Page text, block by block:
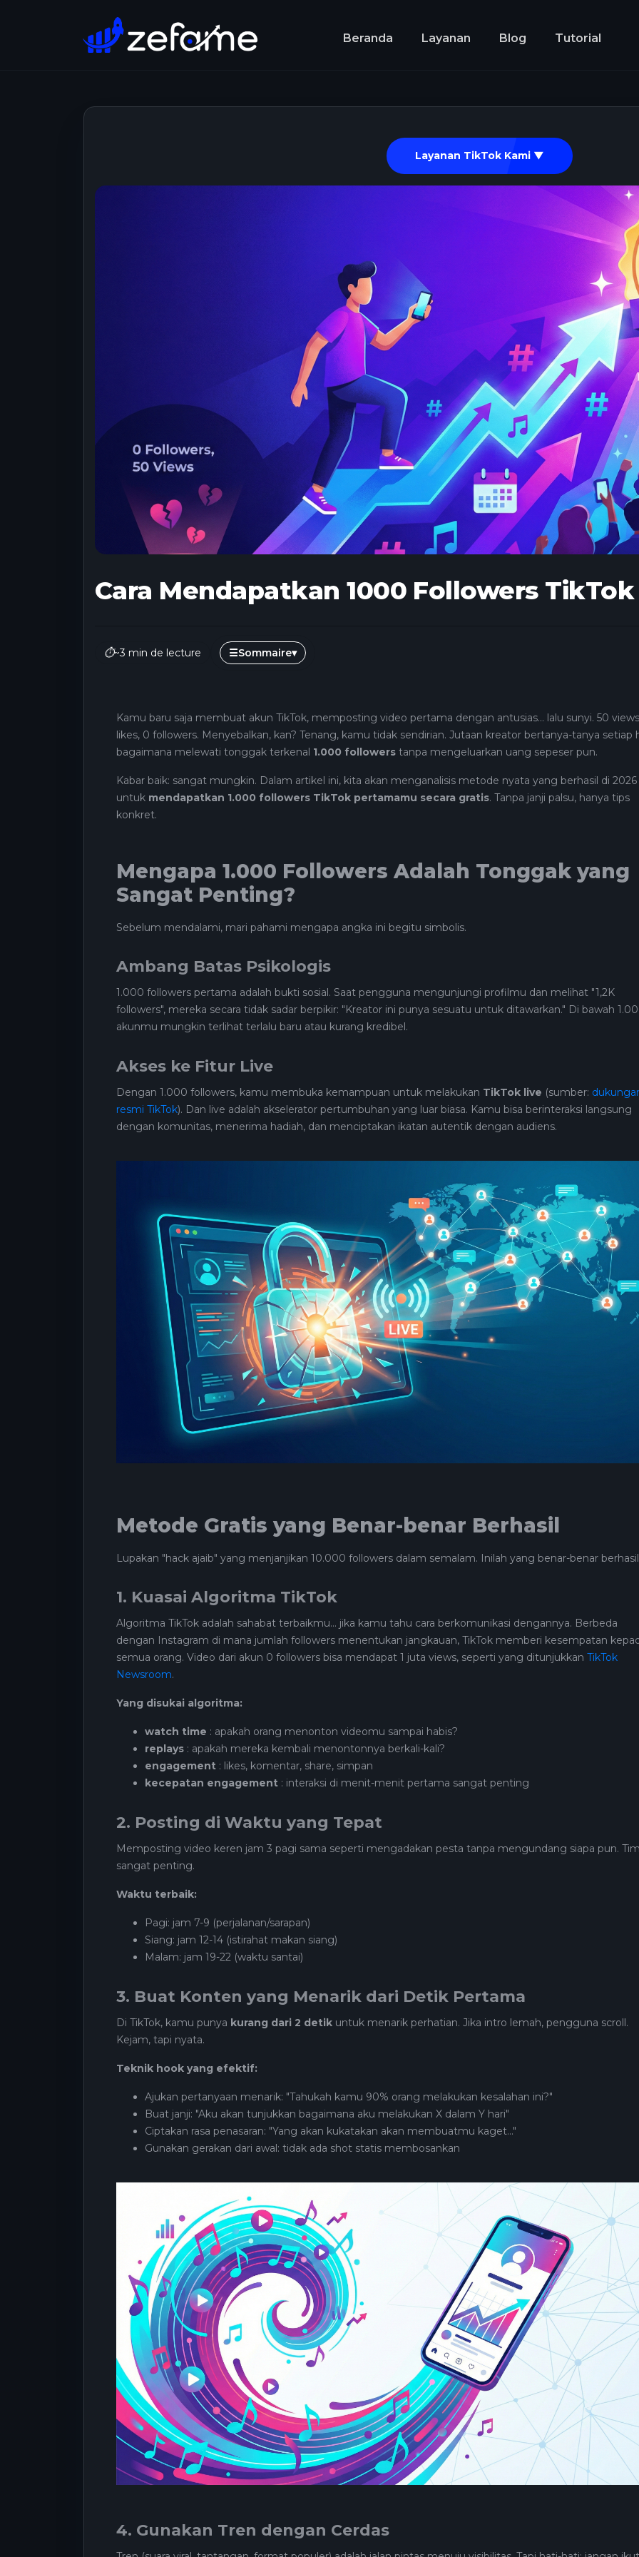
Beranda Layanan Blog Tutorial
Layanan TikTok Kami ▼
Cara Mendapatkan 1000 Followers
⏱~3 min de lecture ☰Sommaire▾
Kamu baru saja membuat akun TikTok, memposting video pertama dengan antusias... lalu sunyi. 50
likes, 0 followers. Menyebalkan, kan? Tenang, kamu tidak sendirian. Jutaan kreator bertanya-tanya setiap
bagaimana melewati tonggak terkenal 1.000 followers tanpa mengeluarkan uang sepeser pun.
Kabar baik: sangat mungkin. Dalam artikel ini, kita akan menganalisis metode nyata yang berhasil di 2026
untuk mendapatkan 1.000 followers TikTok pertamamu secara gratis. Tanpa janji palsu, hanya tips
konkret.
Mengapa 1.000 Followers Adalah Tonggak yang
Sangat Penting?
Sebelum mendalami, mari pahami mengapa angka ini begitu simbolis.
Ambang Batas Psikologis
1.000 followers pertama adalah bukti sosial. Saat pengguna mengunjungi profilmu dan melihat "1,2K
followers", mereka secara tidak sadar berpikir: "Kreator ini punya sesuatu untuk ditawarkan." Di bawah
akunmu mungkin terlihat terlalu baru atau kurang kredibel.
Akses ke Fitur Live
Dengan 1.000 followers, kamu membuka kemampuan untuk melakukan TikTok live (sumber:
resmi TikTok). Dan live adalah akselerator pertumbuhan yang luar biasa. Kamu bisa berinteraksi langsung
dengan komunitas, menerima hadiah, dan menciptakan ikatan autentik dengan audiens.
Metode Gratis yang Benar-benar Berhasil
Lupakan "hack ajaib" yang menjanjikan 10.000 followers dalam semalam. Inilah yang benar-benar
1. Kuasai Algoritma TikTok
Algoritma TikTok adalah sahabat terbaikmu... jika kamu tahu cara berkomunikasi dengannya. Berbeda
dengan Instagram di mana jumlah followers menentukan jangkauan, TikTok memberi kesempatan
semua orang. Video dari akun 0 followers bisa mendapat 1 juta views, seperti yang ditunjukkan TikTok
Newsroom.
Yang disukai algoritma:
watch time : apakah orang menonton videomu sampai habis?
replays : apakah mereka kembali menontonnya berkali-kali?
engagement : likes, komentar, share, simpan
kecepatan engagement : interaksi di menit-menit pertama sangat penting
2. Posting di Waktu yang Tepat
Memposting video keren jam 3 pagi sama seperti mengadakan pesta tanpa mengundang siapa pun.
sangat penting.
Waktu terbaik:
Pagi: jam 7-9 (perjalanan/sarapan)
Siang: jam 12-14 (istirahat makan siang)
Malam: jam 19-22 (waktu santai)
3. Buat Konten yang Menarik dari Detik Pertama
Di TikTok, kamu punya kurang dari 2 detik untuk menarik perhatian. Jika intro lemah, pengguna scroll.
Kejam, tapi nyata.
Teknik hook yang efektif:
Ajukan pertanyaan menarik: "Tahukah kamu 90% orang melakukan kesalahan ini?"
Buat janji: "Aku akan tunjukkan bagaimana aku melakukan X dalam Y hari"
Ciptakan rasa penasaran: "Yang akan kukatakan akan membuatmu kaget..."
Gunakan gerakan dari awal: tidak ada shot statis membosankan
4. Gunakan Tren dengan Cerdas